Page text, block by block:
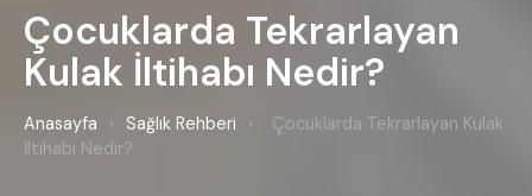
Çocuklarda Tekrarlayan
Kulak İltihabı Nedir?
Anasayfa › Sağlık Rehberi ›
Çocuklarda Tekrarlayan Kulak
İltihabı Nedir?